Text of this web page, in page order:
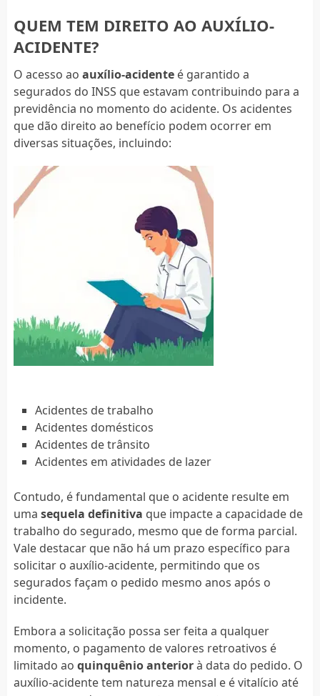
QUEM TEM DIREITO AO AUXÍLIO-
ACIDENTE?
O acesso ao auxílio-acidenteé garantido a
segurados do INSS que estavam contribuindo para a
previdência no momento do acidente. Os acidentes
que dão direito ao benefício podem ocorrer em
diversas situações, incluindo:
Acidentes de trabalho
Acidentes domésticos
Acidentes de trânsito
Acidentes em atividades de lazer
Contudo, é fundamental que o acidente resulte em
uma sequela definitiva que impacte a capacidade de
trabalho do segurado, mesmo que de forma parcial.
Vale destacar que não há um prazo específico para
solicitar o auxílio-acidente, permitindo que os
segurados façam o pedido mesmo anos após o
incidente.
Embora a solicitação possa ser feita a qualquer
momento, o pagamento de valores retroativos é
limitado ao quinquênio anteriorà data do pedido. O
auxílio-acidente tem natureza mensal e é vitalício até